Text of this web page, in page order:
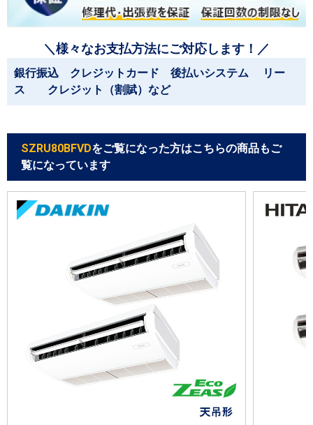
＼様々なお支払方法にご対応します！／
銀行振込 クレジットカード 後払いシステム リー
ス クレジット（割賦）など
SZRU80BFVDをご覧になった方はこちらの商品もご
覧になっています